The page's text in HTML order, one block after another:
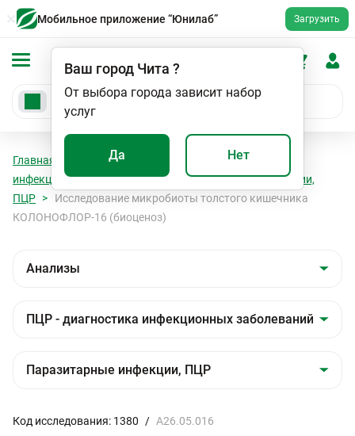
Мобильное приложение “Юнилаб” Загрузить
Ваш город Чита ?
От выбора города зависит набор
услуг
Да Нет
Главная Анализы
ПЦР - диагностика
инфекционных заболеваний
Паразитарные инфекции,
ПЦР
Исследование микробиоты толстого кишечника
КОЛОНОФЛОР-16 (биоценоз)
Код исследования: 1380 / A26.05.016